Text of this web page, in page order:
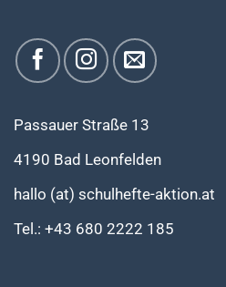
Passauer Straße 13
4190 Bad Leonfelden
hallo (at) schulhefte-aktion.at
Tel.: +43 680 2222 185